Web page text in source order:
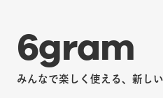
6gram
みんなで楽しく使える、新し